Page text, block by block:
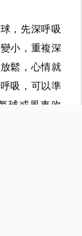
，先深呼吸
小，重複深
鬆，心情就
吸，可以準
球或風車吹